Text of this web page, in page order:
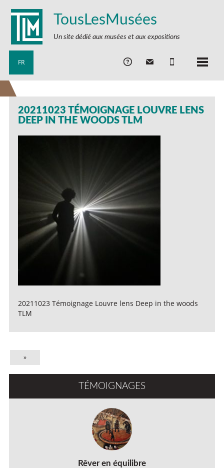
TousLesMusées
Un site dédié aux musées et aux expositions
FR
20211023 TÉMOIGNAGE LOUVRE LENS
DEEP IN THE WOODS TLM
20211023 Témoignage Louvre lens Deep in the woods
TLM
»
TÉMOIGNAGES
Rêver en équilibre